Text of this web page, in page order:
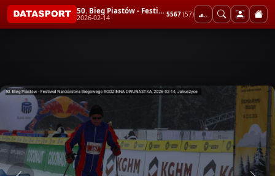
50. Bieg Piastów - Festiwal Narciarstwa Biegowego RODZINNA DWUNASTKA
2026-02-14 5567 (57)